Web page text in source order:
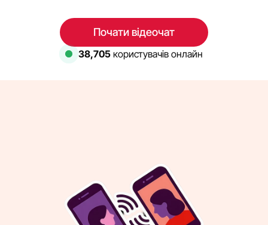
Почати відеочат
38,705 користувачів онлайн